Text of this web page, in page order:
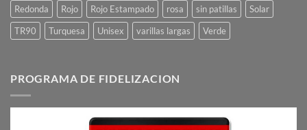
Redonda
Rojo Rojo Estampado rosa sin patillas
Solar
TR90
Turquesa Unisex varillas largas Verde
PROGRAMA DE FIDELIZACION